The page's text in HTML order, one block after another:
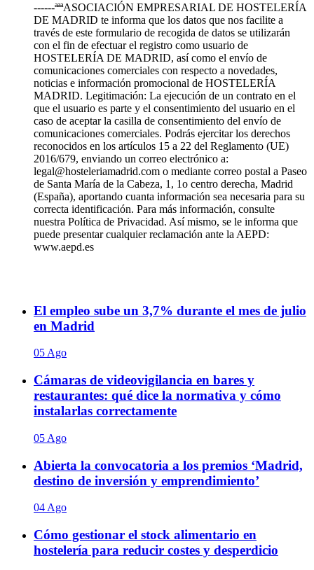
------ªªªASOCIACIÓN EMPRESARIAL DE HOSTELERÍA
DE MADRID te informa que los datos que nos facilite a
través de este formulario de recogida de datos se utilizarán
con el fin de efectuar el registro como usuario de
HOSTELERÍA DE MADRID, así como el envío de
comunicaciones comerciales con respecto a novedades,
noticias e información promocional de HOSTELERÍA
MADRID. Legitimación: La ejecución de un contrato en el
que el usuario es parte y el consentimiento del usuario en el
caso de aceptar la casilla de consentimiento del envío de
comunicaciones comerciales. Podrás ejercitar los derechos
reconocidos en los artículos 15 a 22 del Reglamento (UE)
2016/679, enviando un correo electrónico a:
legal@hosteleriamadrid.com o mediante correo postal a Paseo
de Santa María de la Cabeza, 1, 1o centro derecha, Madrid
(España), aportando cuanta información sea necesaria para su
correcta identificación. Para más información, consulte
nuestra Política de Privacidad. Así mismo, se le informa que
puede presentar cualquier reclamación ante la AEPD:
www.aepd.es
El empleo sube un 3,7% durante el mes de julio
en Madrid
05 Ago
Cámaras de videovigilancia en bares y
restaurantes: qué dice la normativa y cómo
instalarlas correctamente
05 Ago
Abierta la convocatoria a los premios ‘Madrid,
destino de inversión y emprendimiento’
04 Ago
Cómo gestionar el stock alimentario en
hostelería para reducir costes y desperdicio